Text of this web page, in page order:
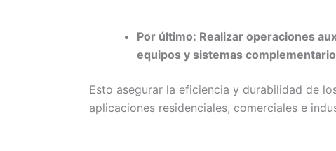
Por último: Realizar operaciones
equipos y sistemas
Esto asegurar la eficiencia y durabilidad de
aplicaciones residenciales, comerciales e